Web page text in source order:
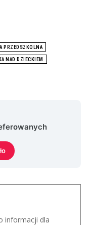
PRZEDSZKOLNA
NAD DZIECKIEM
informacji dla